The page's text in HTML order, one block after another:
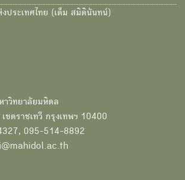
ประเทศไทย (เต็ม สมิตินันทน์)
าวิทยาลัยมหิดล
ขตราชเทวี กรุงเทพฯ 10400
095-514-8892